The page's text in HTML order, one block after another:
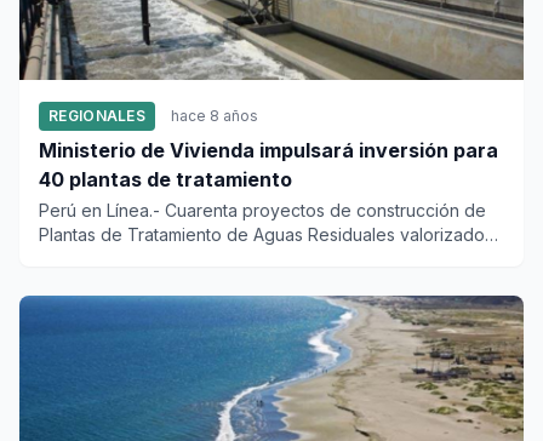
REGIONALES hace 8 años
Ministerio de Vivienda impulsará inversión para
40 plantas de tratamiento
Perú en Línea.- Cuarenta proyectos de construcción de
Plantas de Tratamiento de Aguas Residuales valorizados